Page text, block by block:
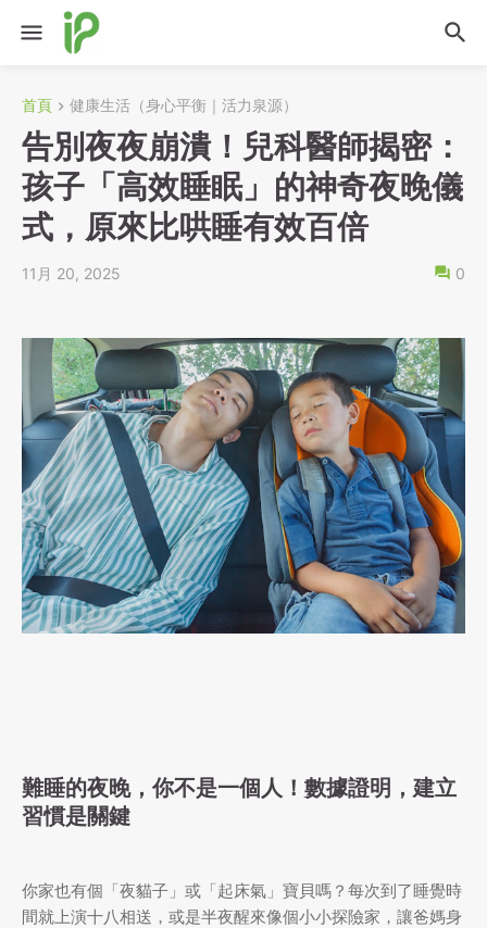
首頁 健康生活（身心平衡｜活力泉源）
告別夜夜崩潰！兒科醫師揭密：
孩子「高效睡眠」的神奇夜晚儀
式，原來比哄睡有效百倍
11月 20, 2025 0
難睡的夜晚，你不是一個人！數據證明，建立
習慣是關鍵
你家也有個「夜貓子」或「起床氣」寶貝嗎？每次到了睡覺時
間就上演十八相送，或是半夜醒來像個小小探險家，讓爸媽身